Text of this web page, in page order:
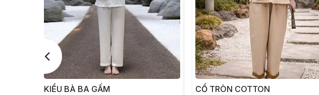
KIỂU BÀ BA GẤM CỔ TRÒN COTTON